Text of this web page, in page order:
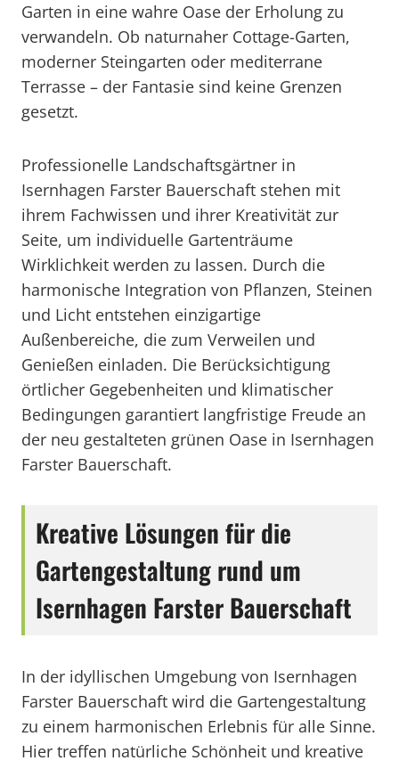
Garten in eine wahre Oase der Erholung zu
verwandeln. Ob naturnaher Cottage-Garten,
moderner Steingarten oder mediterrane
Terrasse – der Fantasie sind keine Grenzen
gesetzt.
Professionelle Landschaftsgärtner in
Isernhagen Farster Bauerschaft stehen mit
ihrem Fachwissen und ihrer Kreativität zur
Seite, um individuelle Gartenträume
Wirklichkeit werden zu lassen. Durch die
harmonische Integration von Pflanzen, Steinen
und Licht entstehen einzigartige
Außenbereiche, die zum Verweilen und
Genießen einladen. Die Berücksichtigung
örtlicher Gegebenheiten und klimatischer
Bedingungen garantiert langfristige Freude an
der neu gestalteten grünen Oase in Isernhagen
Farster Bauerschaft.
Kreative Lösungen für die
Gartengestaltung rund um
Isernhagen Farster Bauerschaft
In der idyllischen Umgebung von Isernhagen
Farster Bauerschaft wird die Gartengestaltung
zu einem harmonischen Erlebnis für alle Sinne.
Hier treffen natürliche Schönheit und kreative